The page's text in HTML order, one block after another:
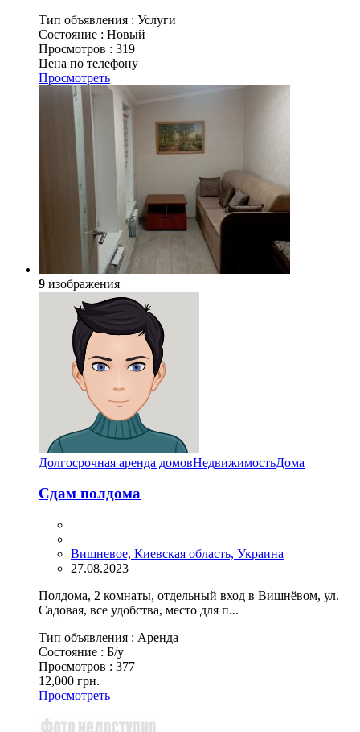
Тип объявления : Услуги
Состояние : Новый
Просмотров : 319
Цена по телефону
Просмотреть
9 изображения
Долгосрочная аренда домовНедвижимостьДома
Сдам полдома
Вишневое, Киевская область, Украина
27.08.2023
Полдома, 2 комнаты, отдельный вход в Вишнёвом, ул.
Садовая, все удобства, место для п...
Тип объявления : Аренда
Состояние : Б/у
Просмотров : 377
12,000 грн.
Просмотреть